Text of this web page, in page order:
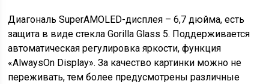
Диагональ SuperAMOLED-дисплея – 6,7 дюйма, есть
защита в виде стекла Gorilla Glass 5. Поддерживается
автоматическая регулировка яркости, функция
«AlwaysOn Display». За качество картинки можно не
переживать, тем более предусмотрены различные